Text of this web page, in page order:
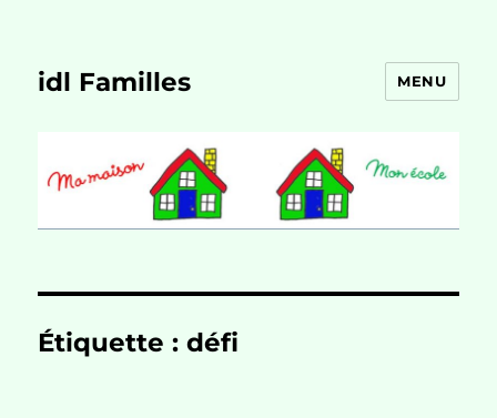
idl Familles MENU
Étiquette :défi